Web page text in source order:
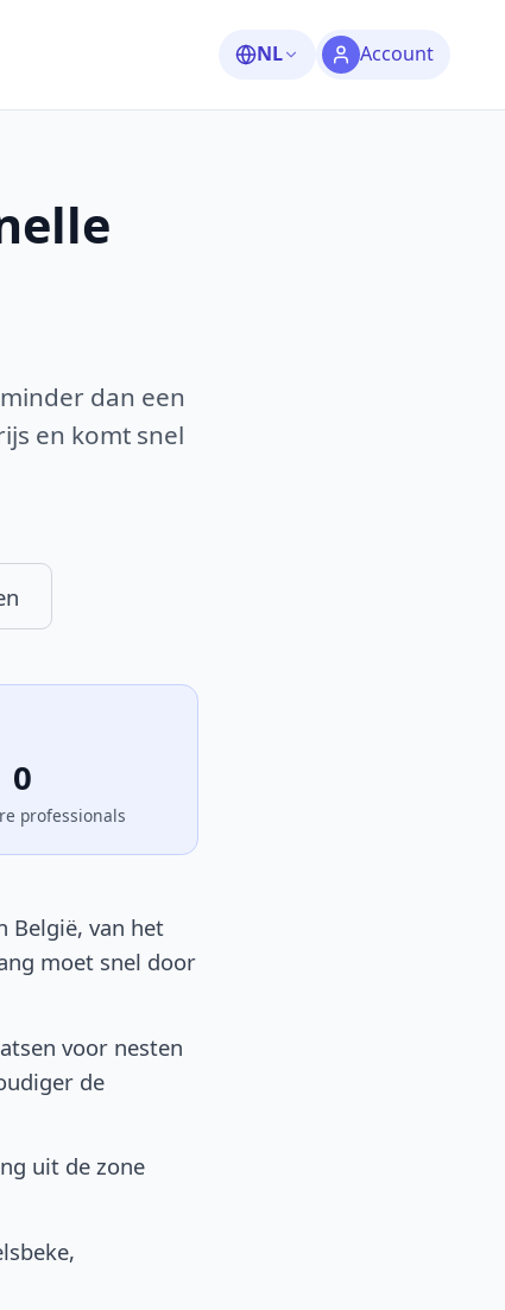
NL Account
dan een
en komt snel
0
professionals
België, van het
moet snel door
voor nesten
de
uit de zone